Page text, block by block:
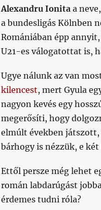
Alexandru Ionitaa
a bundesligás Kölnben
Romániában épp
U21-es válogatottat is,
Ugye nálunk az van
kilencest, mert Gyula
nagyon kevés egy
megerősíti, hogy
elmúlt években
bárhogy is nézzük, e
Ettől persze még lehet
román labdarúgást
érdemes tudni róla?